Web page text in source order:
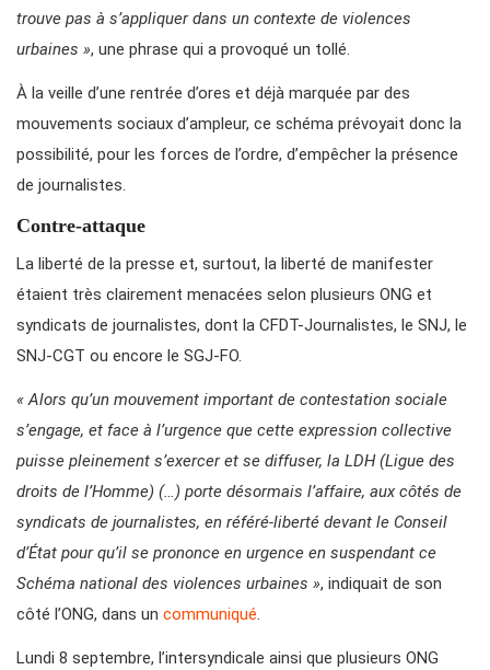
trouve pas à s’appliquer dans un contexte de violences
urbaines », une phrase qui a provoqué un tollé.
À la veille d’une rentrée d’ores et déjà marquée par des
mouvements sociaux d’ampleur, ce schéma prévoyait donc la
possibilité, pour les forces de l’ordre, d’empêcher la présence
de journalistes.
Contre-attaque
La liberté de la presse et, surtout, la liberté de manifester
étaient très clairement menacées selon plusieurs ONG et
syndicats de journalistes, dont la CFDT-Journalistes, le SNJ, le
SNJ-CGT ou encore le SGJ-FO.
« Alors qu’un mouvement important de contestation sociale
s’engage, et face à l’urgence que cette expression collective
puisse pleinement s’exercer et se diffuser, la LDH (Ligue des
droits de l’Homme) (…) porte désormais l’affaire, aux côtés de
syndicats de journalistes, en référé-liberté devant le Conseil
d’État pour qu’il se prononce en urgence en suspendant ce
Schéma national des violences urbaines », indiquait de son
côté l’ONG, dans un communiqué.
Lundi 8 septembre, l’intersyndicale ainsi que plusieurs ONG